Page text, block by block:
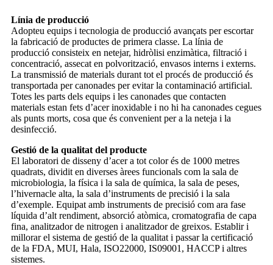
Línia de producció
Adopteu equips i tecnologia de producció avançats per escortar
la fabricació de productes de primera classe. La línia de
producció consisteix en netejar, hidròlisi enzimàtica, filtració i
concentració, assecat en polvorització, envasos interns i externs.
La transmissió de materials durant tot el procés de producció és
transportada per canonades per evitar la contaminació artificial.
Totes les parts dels equips i les canonades que contacten
materials estan fets d’acer inoxidable i no hi ha canonades cegues
als punts morts, cosa que és convenient per a la neteja i la
desinfecció.
Gestió de la qualitat del producte
El laboratori de disseny d’acer a tot color és de 1000 metres
quadrats, dividit en diverses àrees funcionals com la sala de
microbiologia, la física i la sala de química, la sala de peses,
l’hivernacle alta, la sala d’instruments de precisió i la sala
d’exemple. Equipat amb instruments de precisió com ara fase
líquida d’alt rendiment, absorció atòmica, cromatografia de capa
fina, analitzador de nitrogen i analitzador de greixos. Establir i
millorar el sistema de gestió de la qualitat i passar la certificació
de la FDA, MUI, Hala, ISO22000, IS09001, HACCP i altres
sistemes.